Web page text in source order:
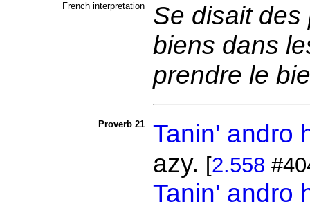
French interpretation
Se disait des
biens dans
prendre le
Proverb 21 Tanin' andro
azy. [2.558
Tanin' andro